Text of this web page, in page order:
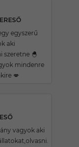
egyszerű
aki
szeretne 🐣
mindenre
💋
vagyok aki